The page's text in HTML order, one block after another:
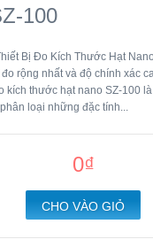
100
Bị Đo Kích Thước Hạt
rộng nhất và độ chính xác
kích thước hạt nano SZ-100
loại những đặc tính...
0₫
CHO VÀO GIỎ